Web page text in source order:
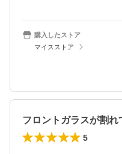
購入したストア
マイスストア
5